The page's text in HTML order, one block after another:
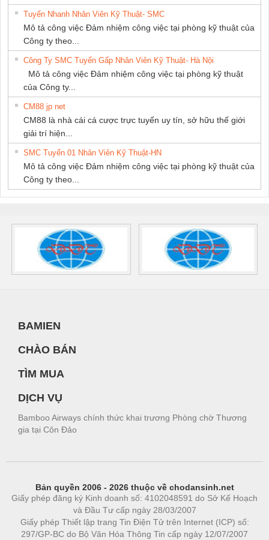
Tuyển Nhanh Nhân Viên Kỹ Thuật- SMC
Mô tả công việc Đảm nhiệm công việc tại phòng kỹ thuật của
Công ty theo...
Công Ty SMC Tuyển Gấp Nhân Viên Kỹ Thuật- Hà Nội
Mô tả công việc Đảm nhiệm công việc tại phòng kỹ thuật
của Công ty...
CM88 jp net
CM88 là nhà cái cá cược trực tuyến uy tín, sở hữu thế giới
giải trí hiện...
SMC Tuyển 01 Nhân Viên Kỹ Thuật-HN
Mô tả công việc Đảm nhiệm công việc tại phòng kỹ thuật của
Công ty theo...
BAMIEN
CHÀO BÁN
TÌM MUA
DỊCH VỤ
Bamboo Airways chính thức khai trương Phòng chờ Thương
gia tại Côn Đảo
Bản quyền 2006 - 2026 thuộc về chodansinh.net
Giấy phép đăng ký Kinh doanh số: 4102048591 do Sở Kế Hoạch
và Đầu Tư cấp ngày 28/03/2007
Giấy phép Thiết lập trang Tin Điện Tử trên Internet (ICP) số:
297/GP-BC do Bộ Văn Hóa Thông Tin cấp ngày 12/07/2007